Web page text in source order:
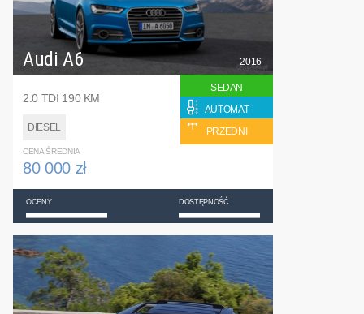
Audi A6
2.0 TDI 190 KM
DIESEL
2016
SEDAN
AUTOMAT
PRZEDNI
CENA ŚREDNIA
80 000 zł
OCENY DOSTĘPNOŚĆ